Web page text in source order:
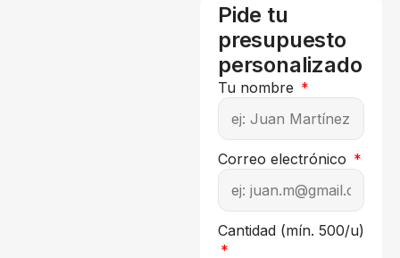
Pide tu
presupuesto
personalizado
Tu nombre
Correo electrónico
Cantidad (mín. 500/u)